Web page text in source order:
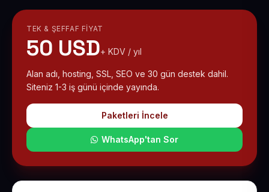
TEK & ŞEFFAF FIYAT
50 USD+ KDV / yıl
Alan adı, hosting, SSL, SEO ve 30 gün destek dahil.
Siteniz 1-3 iş günü içinde yayında.
Paketleri İncele
WhatsApp'tan Sor